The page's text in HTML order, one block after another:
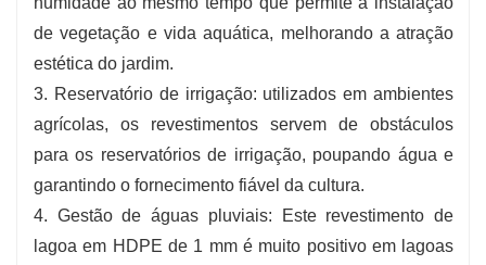
de vegetação e vida aquática, melhorando a atração
estética do jardim.
3. Reservatório de irrigação: utilizados em ambientes
agrícolas, os revestimentos servem de obstáculos
para os reservatórios de irrigação, poupando água e
garantindo o fornecimento fiável da cultura.
4. Gestão de águas pluviais: Este revestimento de
lagoa em HDPE de 1 mm é muito positivo em lagoas